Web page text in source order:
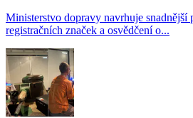
Ministerstvo dopravy navrhuje snadnější
registračních značek a osvědčení o...